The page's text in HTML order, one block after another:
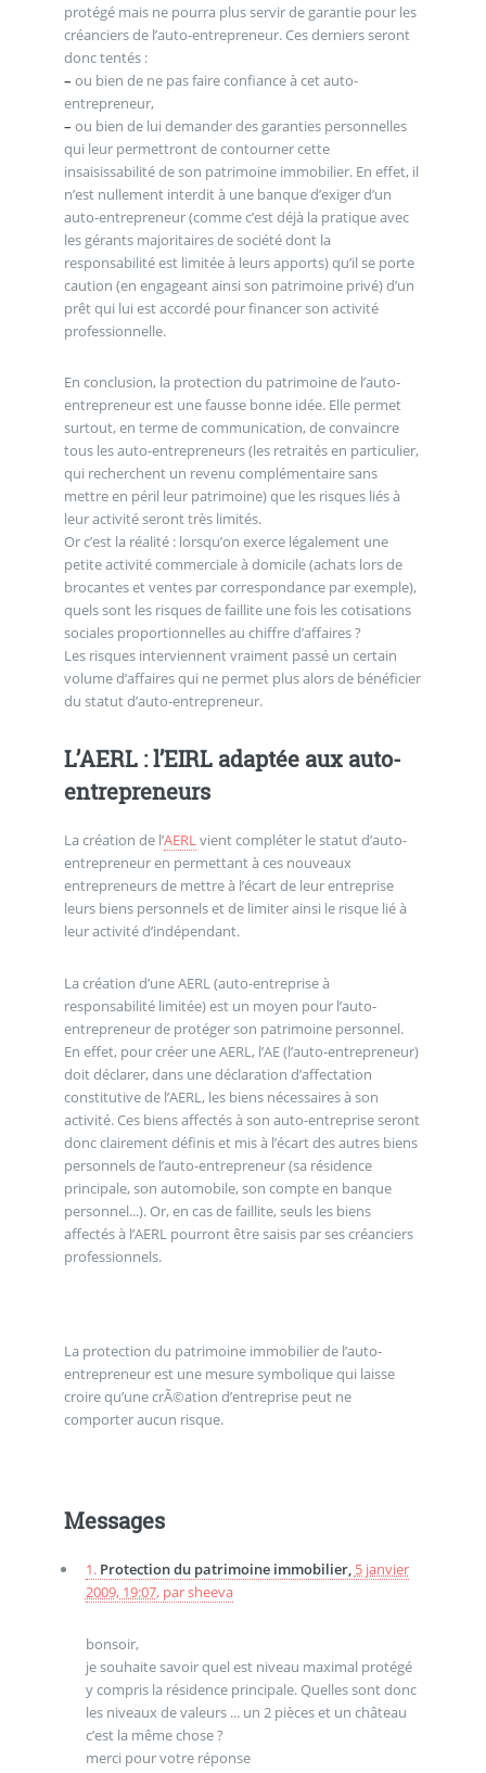
protégé mais ne pourra plus servir de garantie pour les
créanciers de l’auto-entrepreneur. Ces derniers seront
donc tentés :
– ou bien de ne pas faire confiance à cet auto-
entrepreneur,
– ou bien de lui demander des garanties personnelles
qui leur permettront de contourner cette
insaisissabilité de son patrimoine immobilier. En effet, il
n’est nullement interdit à une banque d’exiger d’un
auto-entrepreneur (comme c’est déjà la pratique avec
les gérants majoritaires de société dont la
responsabilité est limitée à leurs apports) qu’il se porte
caution (en engageant ainsi son patrimoine privé) d’un
prêt qui lui est accordé pour financer son activité
professionnelle.
En conclusion, la protection du patrimoine de l’auto-
entrepreneur est une fausse bonne idée. Elle permet
surtout, en terme de communication, de convaincre
tous les auto-entrepreneurs (les retraités en particulier,
qui recherchent un revenu complémentaire sans
mettre en péril leur patrimoine) que les risques liés à
leur activité seront très limités.
Or c’est la réalité : lorsqu’on exerce légalement une
petite activité commerciale à domicile (achats lors de
brocantes et ventes par correspondance par exemple),
quels sont les risques de faillite une fois les cotisations
sociales proportionnelles au chiffre d’affaires ?
Les risques interviennent vraiment passé un certain
volume d’affaires qui ne permet plus alors de bénéficier
du statut d’auto-entrepreneur.
L’AERL : l’EIRL adaptée aux auto-
entrepreneurs
La création de l’AERLvient compléter le statut d’auto-
entrepreneur en permettant à ces nouveaux
entrepreneurs de mettre à l’écart de leur entreprise
leurs biens personnels et de limiter ainsi le risque lié à
leur activité d’indépendant.
La création d’une AERL (auto-entreprise à
responsabilité limitée) est un moyen pour l’auto-
entrepreneur de protéger son patrimoine personnel.
En effet, pour créer une AERL, l’AE (l’auto-entrepreneur)
doit déclarer, dans une déclaration d’affectation
constitutive de l’AERL, les biens nécessaires à son
activité. Ces biens affectés à son auto-entreprise seront
donc clairement définis et mis à l’écart des autres biens
personnels de l’auto-entrepreneur (sa résidence
principale, son automobile, son compte en banque
personnel...). Or, en cas de faillite, seuls les biens
affectés à l’AERL pourront être saisis par ses créanciers
professionnels.
La protection du patrimoine immobilier de l’auto-
entrepreneur est une mesure symbolique qui laisse
croire qu’une crÃ©ation d’entreprise peut ne
comporter aucun risque.
Messages
1. Protection du patrimoine immobilier, 5 janvier
2009, 19:07, parsheeva
bonsoir,
je souhaite savoir quel est niveau maximal protégé
y compris la résidence principale. Quelles sont donc
les niveaux de valeurs ... un 2 pièces et un château
c’est la même chose ?
merci pour votre réponse